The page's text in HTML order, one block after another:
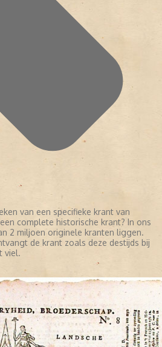
van een specifieke krant van
complete historische krant? In ons
2 miljoen originele kranten liggen.
de krant zoals deze destijds bij
viel.